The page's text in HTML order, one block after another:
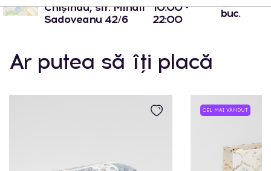
Chișinău, str. Mihail
Sadoveanu 42/6
10:00 -
22:00
buc.
Ar putea să îți placă
CEL MAI VÂNDUT